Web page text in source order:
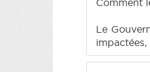
Le